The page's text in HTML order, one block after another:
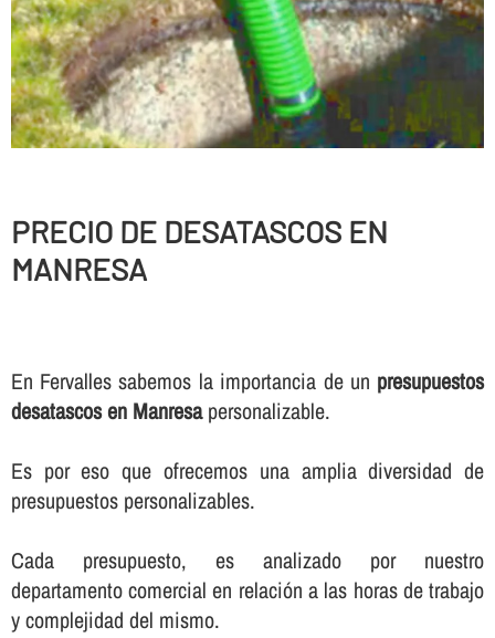
PRECIO DE DESATASCOS EN
MANRESA
En Fervalles sabemos la importancia de un presupuestos
desatascos en Manresapersonalizable.
Es por eso que ofrecemos una amplia diversidad de
presupuestos personalizables.
Cada presupuesto, es analizado por nuestro
departamento comercial en relación a las horas de trabajo
y complejidad del mismo.